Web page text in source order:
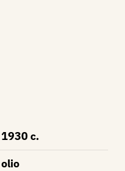
1930 c.
olio